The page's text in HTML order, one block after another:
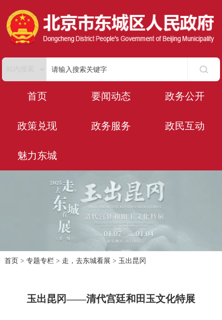
首页 要闻动态 政务公开
政策兑现 政务服务 政民互动
魅力东城
首页 > 专题专栏> 走，去东城看展 > 玉出昆冈
玉出昆冈——清代宫廷和田玉文化特展